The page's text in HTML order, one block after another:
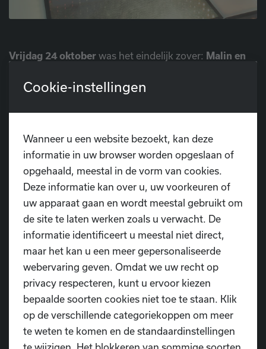
Vrijdag 24 oktober was het eindelijk zover: Malin en
Dansathon van Radio 2! Wat waren we
tegen Kanker.
Ondertussen is er nog wat extra steun binnengekomen
en staat de teller op€4.550!
Van dit bedrag werd€2.100 doorgestort naar de actie
vanRadio 2 , en €2.450 werd ingezameld via
actiepagina van Dansschool D.I.O.P., en dus ook
rechtstreeks overgemaakt aanKom op tegen Kanker
We willeniedereenbedanken die dit project heeft mee
mogelijk gemaakt:
💛 Onzesponsors, voor hun steun en hulp achter de
schermen.
💛 Iedereen die eengiftheeft gedaan of is komen
Cookie-instellingen
Wanneer u een website bezoekt, kan deze
informatie in uw browser worden opgeslaan of
opgehaald, meestal in de vorm van cookies.
Deze informatie kan over u, uw voorkeuren of
uw apparaat gaan en wordt meestal gebruikt om
de site te laten werken zoals u verwacht. De
informatie identificeert u meestal niet direct,
maar het kan u een meer gepersonaliseerde
webervaring geven. Omdat we uw recht op
privacy respecteren, kunt u ervoor kiezen
bepaalde soorten cookies niet toe te staan. Klik
op de verschillende categoriekoppen om meer
te weten te komen en de standaardinstellingen